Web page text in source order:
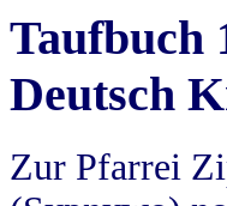
Taufbuch
Deutsch
Zur Pfarrei